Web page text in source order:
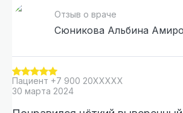
Отзыв о враче
Сюникова Альбина
Пациент +7 900 20XXXXX
30 марта 2024